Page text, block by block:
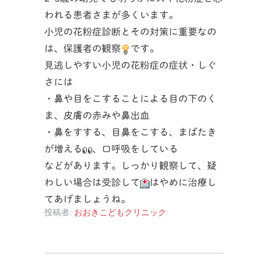
われる患者さまが多くいます。
小児の花粉症診断とその対策に重要なの
は、保護者の観察
です。
見逃しやすい小児の花粉症の症状・しぐ
さには
・鼻や目をこすることによる目の下のく
ま、皮膚の赤みや鼻出血
・鼻をすする、目鼻をこする、まばたき
が増える
、口呼吸をしている
などがあります。しっかり観察して、疑
わしい場合は受診して
はやめに治療し
てあげましょうね。
投稿者: おおきこどもクリニック